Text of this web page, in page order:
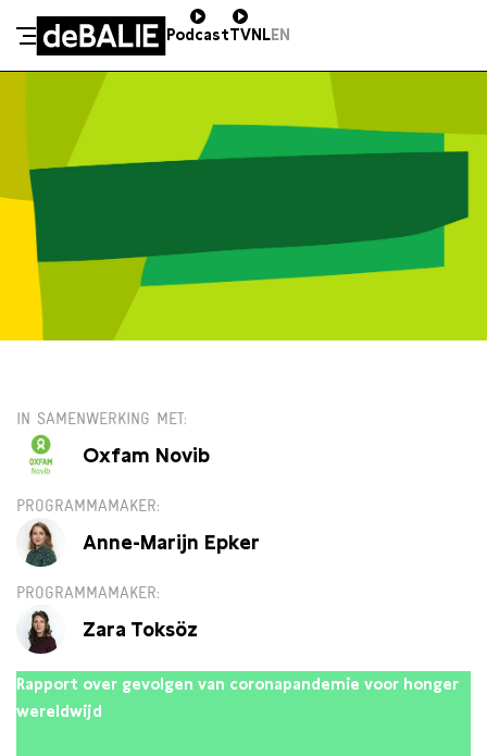
Meteen naar de content
De Balie
PodcastTVNLEN
IN SAMENWERKING MET
Oxfam Novib
PROGRAMMAMAKER
Anne-Marijn Epker
PROGRAMMAMAKER
Zara Toksöz
Rapport over gevolgen van coronapandemie voor honger
wereldwijd